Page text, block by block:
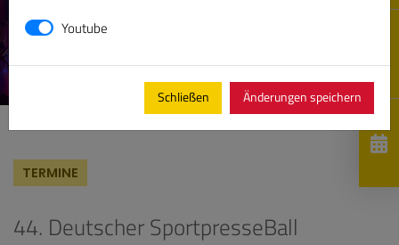
TERMINE
44. Deutscher SportpresseBall
Youtube
Schließen Änderungen speichern